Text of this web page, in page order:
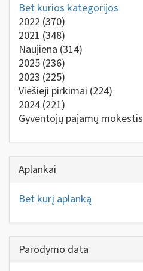
Bet kurios kategorijos
2022 (370)
2021 (348)
Naujiena (314)
2025 (236)
2023 (225)
Viešieji pirkimai (224)
2024 (221)
Gyventojų pajamų mokestis
Aplankai
Bet kurį aplanką
Parodymo data